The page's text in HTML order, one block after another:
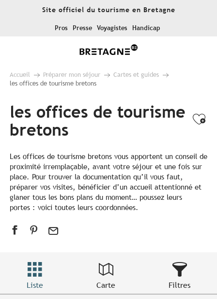
Site officiel du tourisme en Bretagne
Pros Presse Voyagistes Handicap
Accueil Préparer mon séjour
Cartes et guides
les offices de tourisme bretons
les offices de tourisme
bretons
Les offices de tourisme bretons vous apportent un conseil de
proximité irremplaçable, avant votre séjour et une fois sur
place. Pour trouver la documentation qu’il vous faut,
préparer vos visites, bénéficier d’un accueil attentionné et
glaner tous les bons plans du moment… poussez leurs
portes : voici toutes leurs coordonnées.
Liste Carte Filtres